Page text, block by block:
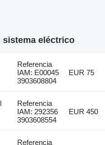
sistema eléctrico
Referencia
IAM: E00045
3903608804
EUR 75
Referencia
IAM: 292356
3903608554
EUR 450
Referencia